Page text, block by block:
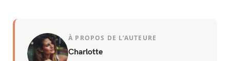
À PROPOS DE L’AUTEURE
Charlotte